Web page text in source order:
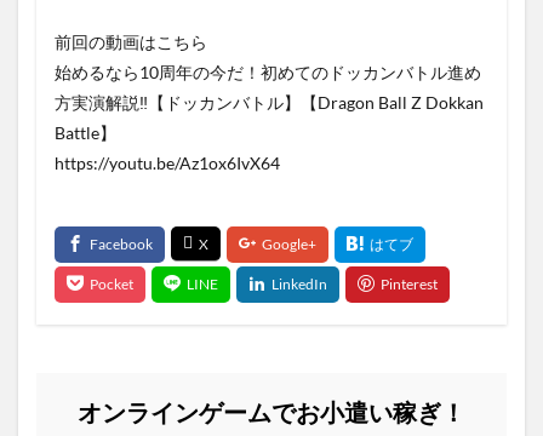
前回の動画はこちら
始めるなら10周年の今だ！初めてのドッカンバトル進め
方実演解説‼︎【ドッカンバトル】【Dragon Ball Z Dokkan
Battle】
https://youtu.be/Az1ox6IvX64
オンラインゲームでお小遣い稼ぎ！